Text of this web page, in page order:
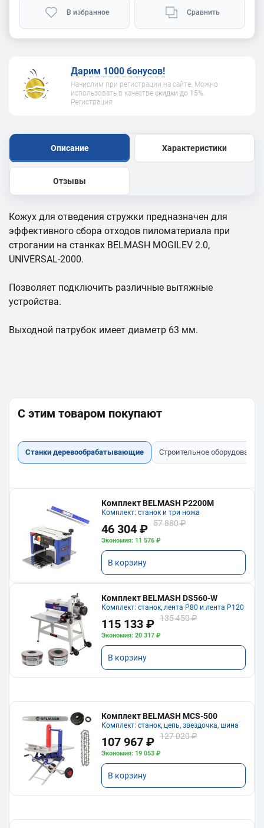
В избранное Сравнить
Дарим 1000 бонусов!
Начислим при регистрации на сайте. Можно
использовать в качестве скидки до 15%.
Регистрация
Описание Характеристики
Отзывы
Кожух для отведения стружки предназначен для
эффективного сбора отходов пиломатериала при
строгании на станках BELMASH MOGILEV 2.0,
UNIVERSAL-2000.
Позволяет подключить различные вытяжные
устройства.
Выходной патрубок имеет диаметр 63 мм.
С этим товаром покупают
Станки деревообрабатывающие Строительное оборудование
Комплект BELMASH P2200M
Комплект: станок и три ножа
46 304 ₽ 57 880 ₽
Экономия: 11 576 ₽
В корзину
Комплект BELMASH DS560-W
Комплект: станок, лента P80 и лента P120
115 133 ₽ 135 450 ₽
Экономия: 20 317 ₽
В корзину
Комплект BELMASH MCS-500
Комплект: станок, цепь, звездочка, шина
107 967 ₽ 127 020 ₽
Экономия: 19 053 ₽
В корзину